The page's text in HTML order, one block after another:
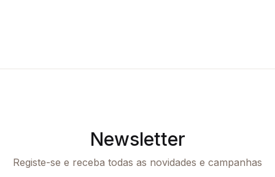
Newsletter
Registe-se e receba todas as novidades e campanhas